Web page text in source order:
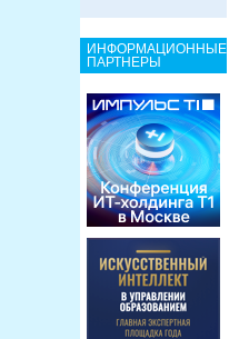
ИНФОРМАЦИОННЫЕ
ПАРТНЕРЫ